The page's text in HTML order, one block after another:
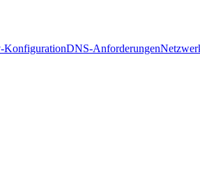
KonfigurationDNS-Anforderungen